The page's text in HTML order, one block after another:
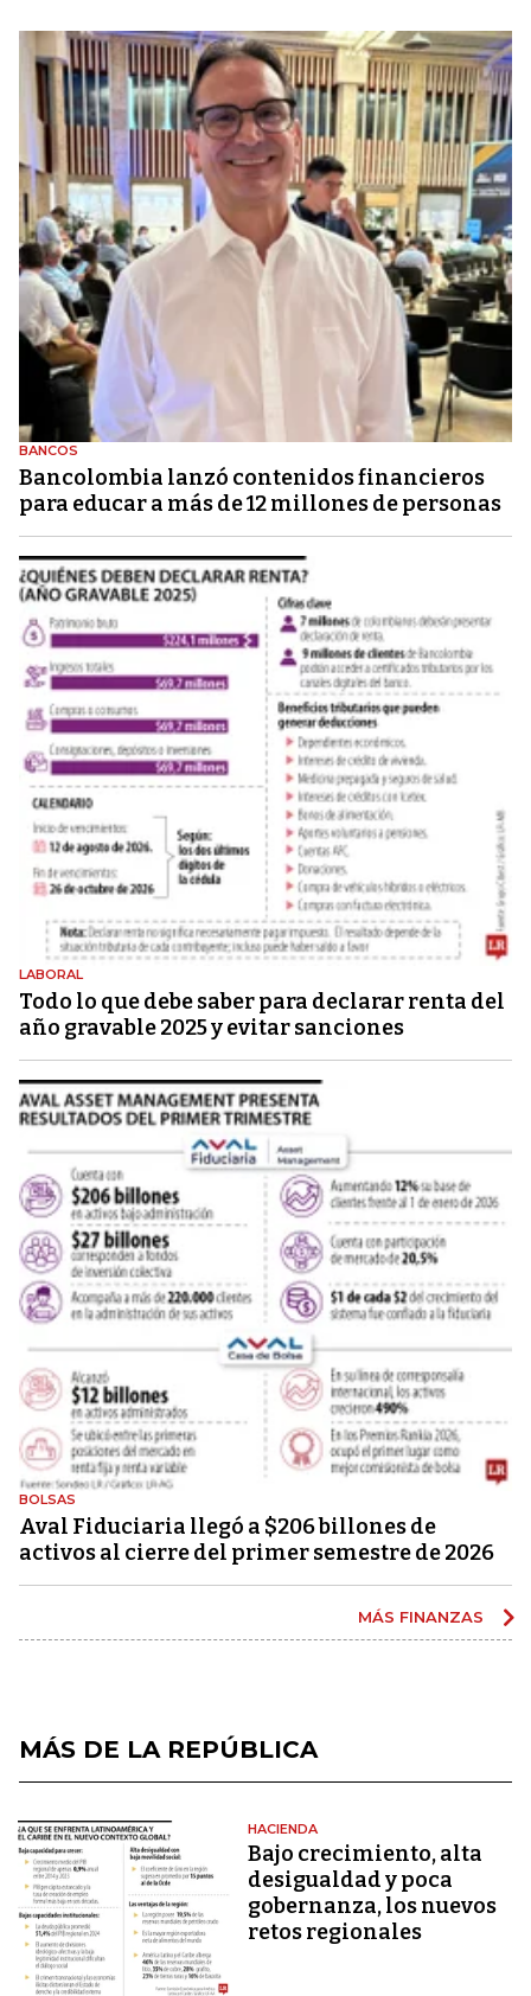
BANCOS
Bancolombia lanzó contenidos financieros
para educar a más de 12 millones de personas
LABORAL
Todo lo que debe saber para declarar renta del
año gravable 2025 y evitar sanciones
BOLSAS
Aval Fiduciaria llegó a $206 billones de
activos al cierre del primer semestre de 2026
MÁS FINANZAS
MÁS DE LA REPÚBLICA
HACIENDA
Bajo crecimiento, alta
desigualdad y poca
gobernanza, los nuevos
retos regionales